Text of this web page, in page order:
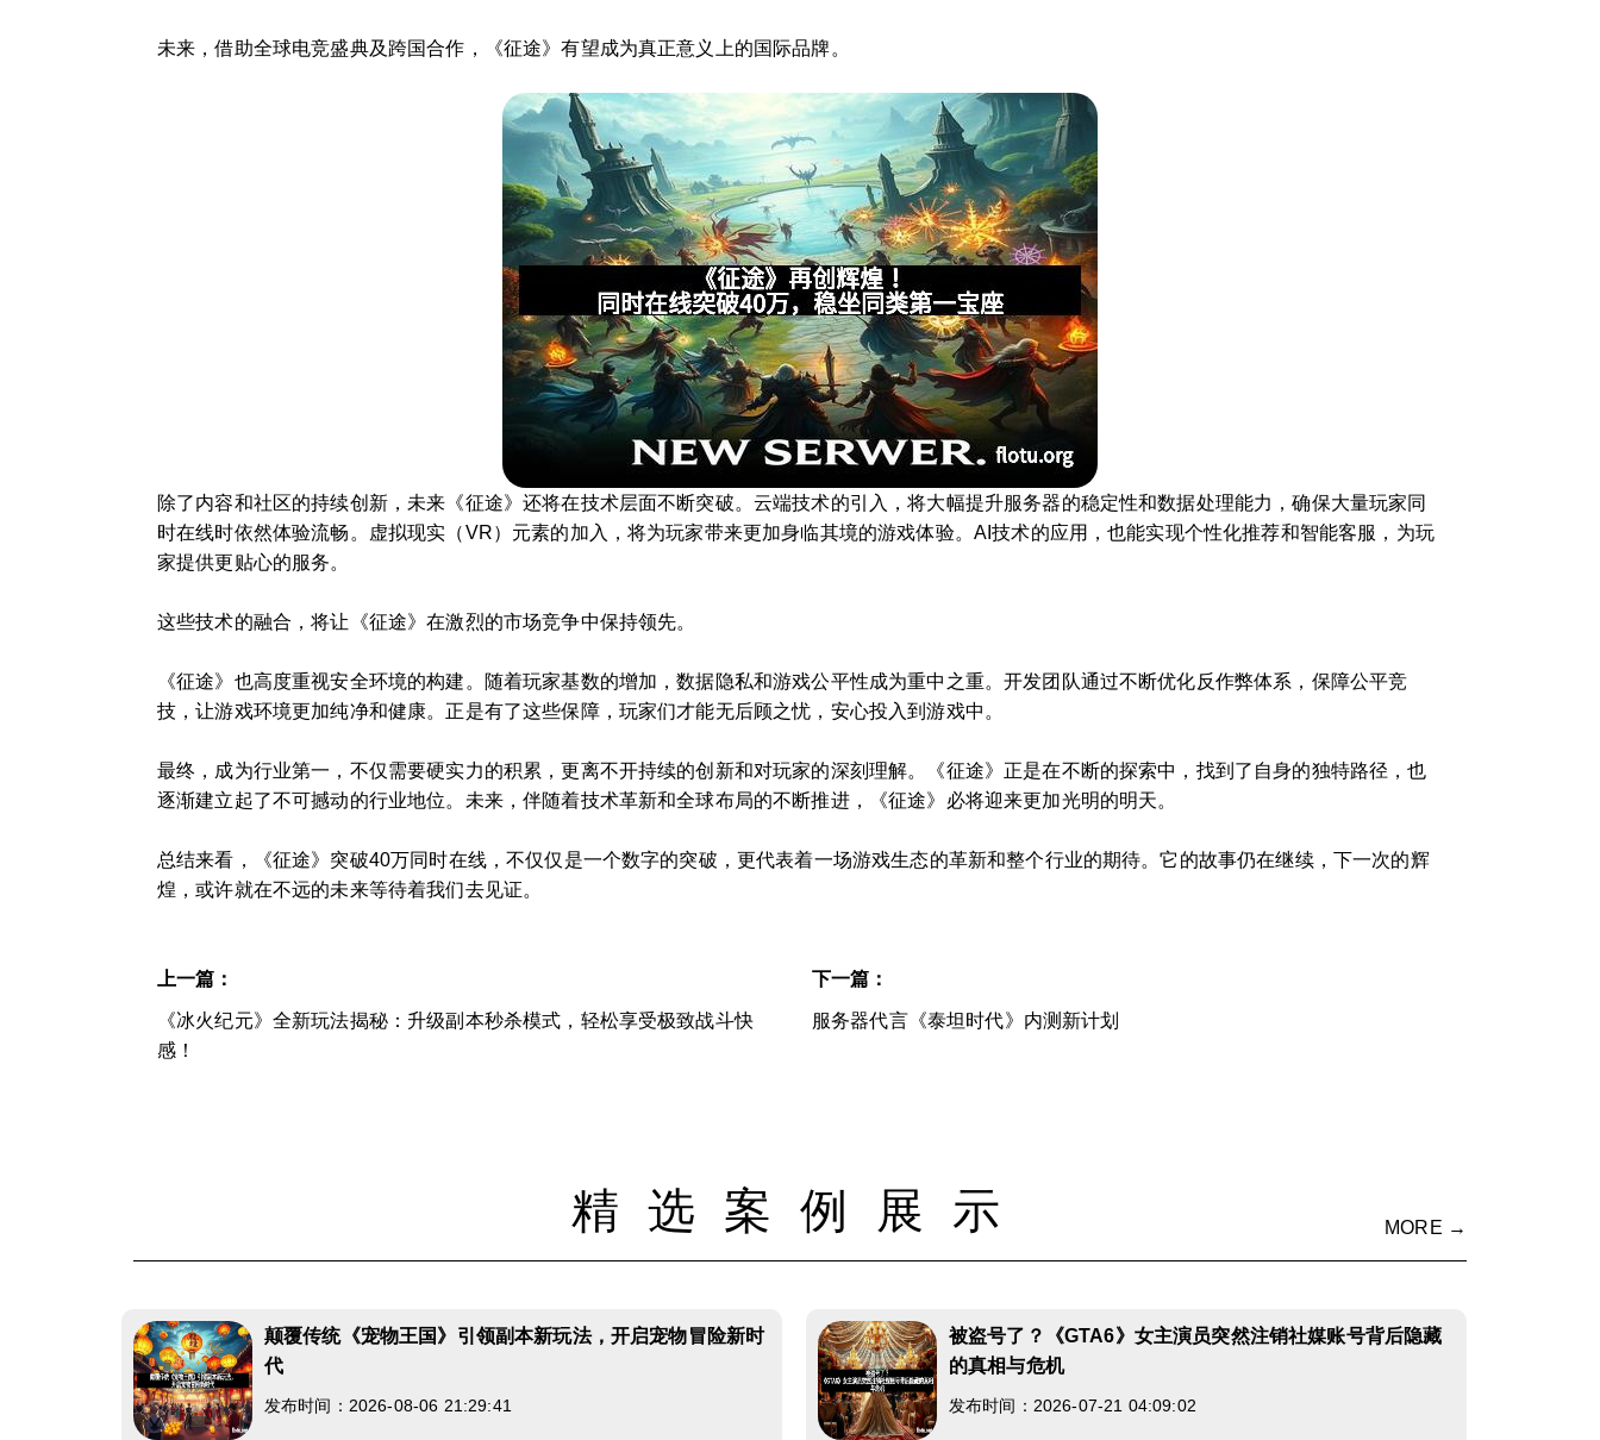
未来，借助全球电竞盛典及跨国合作，《征途》有望成为真正意义上的国际品牌。
除了内容和社区的持续创新，未来《征途》还将在技术层面不断突破。云端技术的引入，将大幅提升服务器的稳定性和数据处理能力，确保大量玩家同
时在线时依然体验流畅。虚拟现实（VR）元素的加入，将为玩家带来更加身临其境的游戏体验。AI技术的应用，也能实现个性化推荐和智能客服，为玩
家提供更贴心的服务。
这些技术的融合，将让《征途》在激烈的市场竞争中保持领先。
《征途》也高度重视安全环境的构建。随着玩家基数的增加，数据隐私和游戏公平性成为重中之重。开发团队通过不断优化反作弊体系，保障公平竞
技，让游戏环境更加纯净和健康。正是有了这些保障，玩家们才能无后顾之忧，安心投入到游戏中。
最终，成为行业第一，不仅需要硬实力的积累，更离不开持续的创新和对玩家的深刻理解。《征途》正是在不断的探索中，找到了自身的独特路径，也
逐渐建立起了不可撼动的行业地位。未来，伴随着技术革新和全球布局的不断推进，《征途》必将迎来更加光明的明天。
总结来看，《征途》突破40万同时在线，不仅仅是一个数字的突破，更代表着一场游戏生态的革新和整个行业的期待。它的故事仍在继续，下一次的辉
煌，或许就在不远的未来等待着我们去见证。
上一篇：
《冰火纪元》全新玩法揭秘：升级副本秒杀模式，轻松享受极致战斗快
感！
下一篇：
服务器代言《泰坦时代》内测新计划
精选案例展示 MORE →
颠覆传统《宠物王国》引领副本新玩法，开启宠物冒险新时
代
发布时间：2026-08-06 21:29:41
被盗号了？《GTA6》女主演员突然注销社媒账号背后隐藏
的真相与危机
发布时间：2026-07-21 04:09:02